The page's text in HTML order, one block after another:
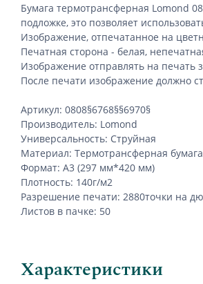
Бумага термотрансферная Lomond
подложке, это позволяет
Изображение, отпечатанное на
Печатная сторона - белая,
Изображение отправлять на
После печати изображение должно
Артикул: 0808§6768§§6970§
Производитель: Lomond
Универсальность: Струйная
Материал: Термотрансферная бумага
Формат: А3 (297 мм*420 мм)
Плотность: 140г/м2
Разрешение печати: 2880точки на
Листов в пачке: 50
Характеристики